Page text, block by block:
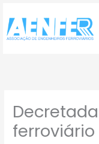
para
conteúdo